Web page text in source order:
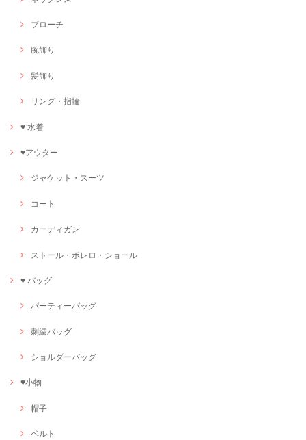
ブローチ
腕飾り
髪飾り
リング・指輪
♥ 水着
♥アウター
ジャケット・スーツ
コート
カーディガン
ストール・ボレロ・ショール
♥ バッグ
パーティーバッグ
刺繍バッグ
ショルダーバッグ
♥小物
帽子
ベルト